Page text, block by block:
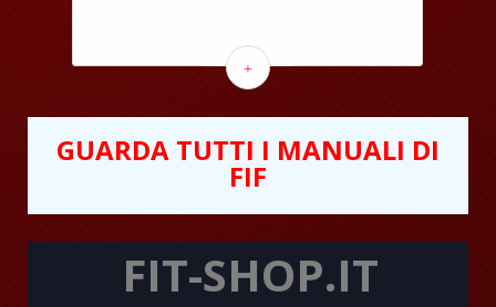
+
GUARDA TUTTI I MANUALI DI
FIF
FIT-SHOP.IT